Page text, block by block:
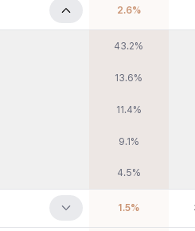
2.6%
43.2%
13.6%
11.4%
9.1 %
4.5%
1.5%